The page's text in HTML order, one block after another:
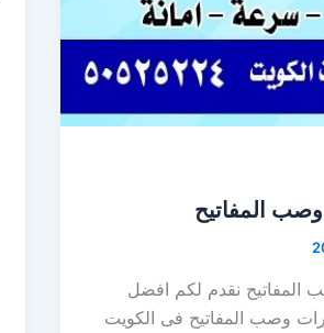
المفاتيح
المفاتيح نقدم لكم افضل
وصب المفاتيح فى الكويت